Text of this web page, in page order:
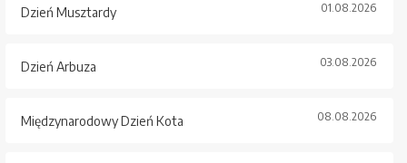
Dzień Musztardy 01.08.2026
Dzień Arbuza 03.08.2026
Międzynarodowy Dzień Kota 08.08.2026